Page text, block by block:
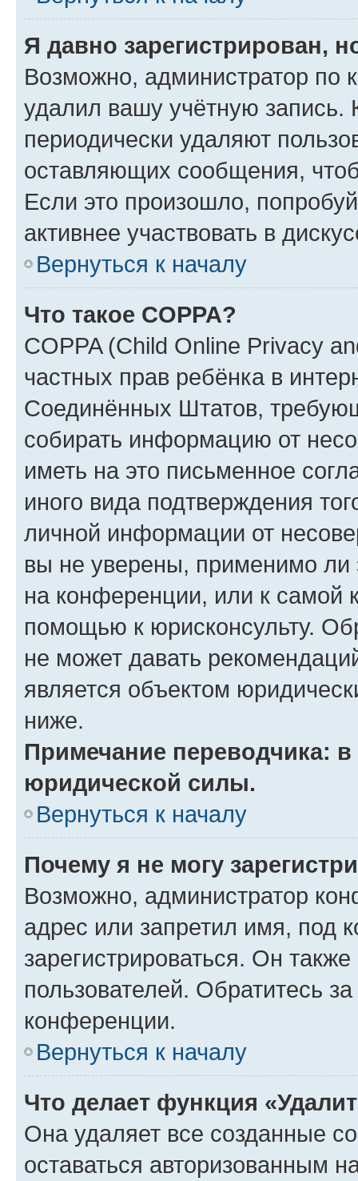
Я давно зарегистрирован,
Возможно, администратор по
удалил вашу учётную запись.
периодически удаляют
оставляющих сообщения,
Если это произошло,
активнее участвовать в
Вернуться к началу
Что такое COPPA?
COPPA (Child Online Privacy
частных прав ребёнка в
Соединённых Штатов,
собирать информацию от
иметь на это письменное
иного вида подтверждения
личной информации от
вы не уверены, применимо ли
на конференции, или к самой
помощью к юрисконсульту.
не может давать
является объектом
ниже.
Примечание переводчика:
юридической силы.
Вернуться к началу
Почему я не могу
Возможно, администратор
адрес или запретил имя, под
зарегистрироваться. Он
пользователей. Обратитесь
конференции.
Вернуться к началу
Что делает функция
Она удаляет все созданные
оставаться авторизованным